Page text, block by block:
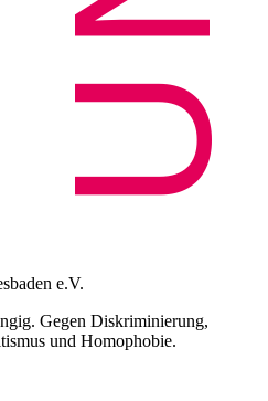
e.V.
Gegen Diskriminierung,
und Homophobie.